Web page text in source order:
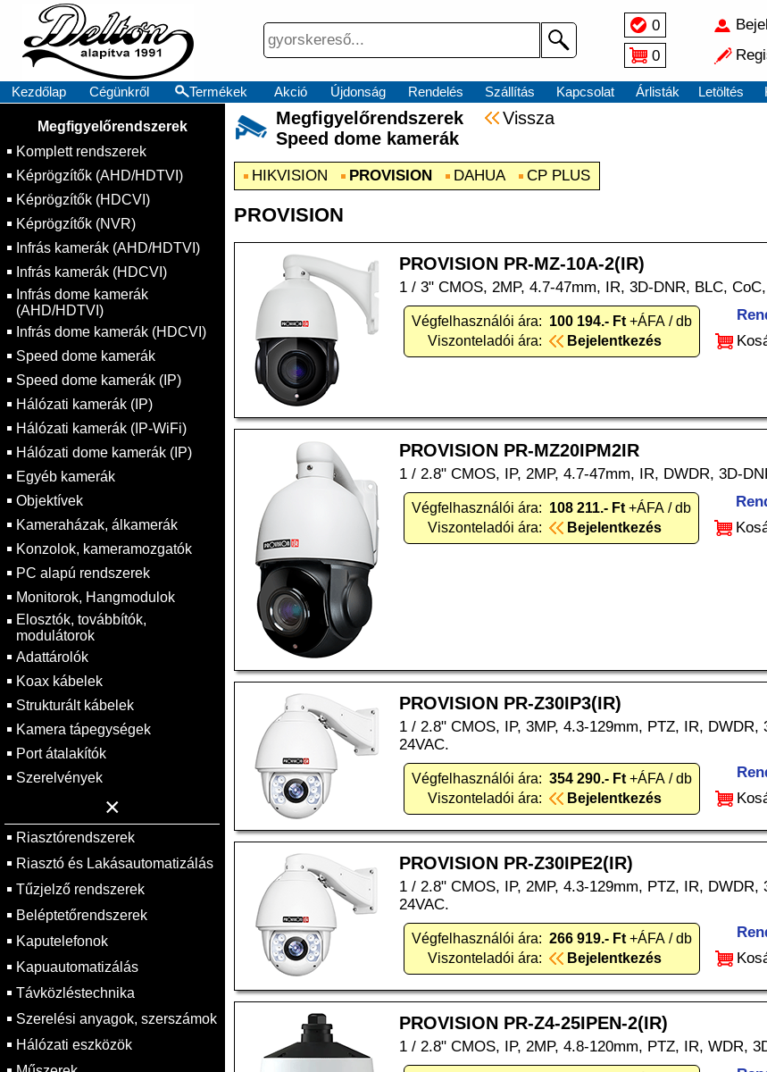
0
0
Kezdőlap Cégünkről Termékek Akció Újdonság Rendelés Szállítás Kapcsolat Árlisták Letöltés
Megfigyelőrendszerek
×
Komplett rendszerek
Képrögzítők (AHD/HDTVI)
Képrögzítők (HDCVI)
Képrögzítők (NVR)
Infrás kamerák (AHD/HDTVI)
Infrás kamerák (HDCVI)
Infrás dome kamerák
(AHD/HDTVI)
Infrás dome kamerák (HDCVI)
Speed dome kamerák
Speed dome kamerák (IP)
Hálózati kamerák (IP)
Hálózati kamerák (IP-WiFi)
Hálózati dome kamerák (IP)
Egyéb kamerák
Objektívek
Kameraházak, álkamerák
Konzolok, kameramozgatók
PC alapú rendszerek
Monitorok, Hangmodulok
Elosztók, továbbítók,
modulátorok
Adattárolók
Koax kábelek
Strukturált kábelek
Kamera tápegységek
Port átalakítók
Szerelvények
×
Riasztórendszerek
Riasztó és Lakásautomatizálás
Tűzjelző rendszerek
Beléptetőrendszerek
Kaputelefonok
Kapuautomatizálás
Távközléstechnika
Szerelési anyagok, szerszámok
Hálózati eszközök
Megfigyelőrendszerek
Vissza
Speed dome kamerák
HIKVISION PROVISION DAHUA CP PLUS
PROVISION
PROVISION PR-MZ-10A-2(IR)
1 / 3" CMOS, 2MP, 4.7-47mm, IR, 3D-DNR, BLC,
Végfelhasználói ára: 100 194.- Ft +ÁFA / db
Viszonteladói ára:
Bejelentkezés
PROVISION PR-MZ20IPM2IR
1 / 2.8" CMOS, IP, 2MP, 4.7-47mm, IR, DWDR, 3D-
Végfelhasználói ára: 108 211.- Ft +ÁFA / db
Viszonteladói ára:
Bejelentkezés
PROVISION PR-Z30IP3(IR)
1 / 2.8" CMOS, IP, 3MP, 4.3-129mm, PTZ, IR,
24VAC.
Végfelhasználói ára: 354 290.- Ft +ÁFA / db
Viszonteladói ára:
Bejelentkezés
PROVISION PR-Z30IPE2(IR)
1 / 2.8" CMOS, IP, 2MP, 4.3-129mm, PTZ, IR,
24VAC.
Végfelhasználói ára: 266 919.- Ft +ÁFA / db
Viszonteladói ára:
Bejelentkezés
PROVISION PR-Z4-25IPEN-2(IR)
1 / 2.8" CMOS, IP, 2MP, 4.8-120mm, PTZ, IR, WDR,